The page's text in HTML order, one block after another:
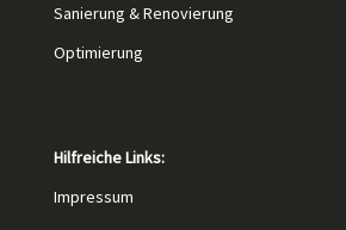
Sanierung & Renovierung
Optimierung
Hilfreiche Links:
Impressum